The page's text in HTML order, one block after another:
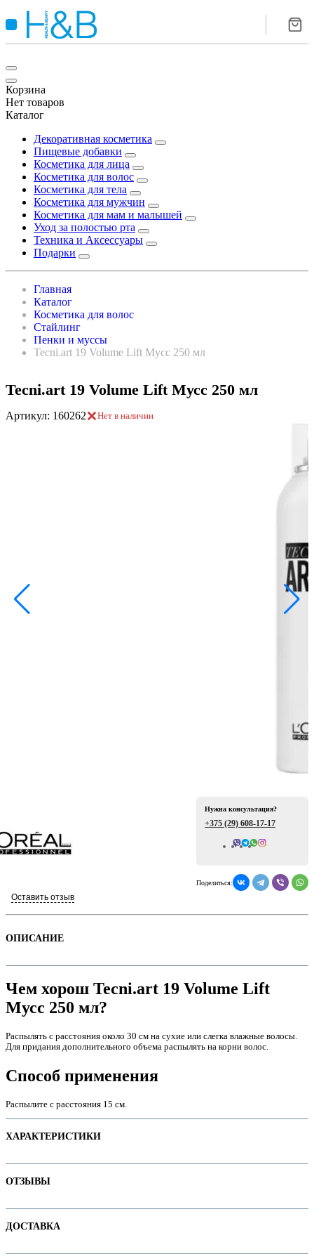
Корзина
Нет товаров
Каталог
Декоративная косметика
Пищевые добавки
Косметика для лица
Косметика для волос
Косметика для тела
Косметика для мужчин
Косметика для мам и малышей
Уход за полостью рта
Техника и Аксессуары
Подарки
Главная
Каталог
Косметика для волос
Стайлинг
Пенки и муссы
Tecni.art 19 Volume Lift Мусс 250 мл
Tecni.art 19 Volume Lift Мусс 250 мл
Артикул: 160262 Нет в наличии
Всего отзывов: 0
Оставить отзыв
Нужна консультация?
+375 (29) 608-17-17
Поделиться:
ОПИСАНИЕ
Чем хорош Tecni.art 19 Volume Lift
Мусс 250 мл?
Распылять с расстояния около 30 см на сухие или слегка влажные волосы.
Для придания дополнительного объема распылять на корни волос.
Способ применения
Распылите с расстояния 15 см.
ХАРАКТЕРИСТИКИ
Основная цена
92.50
Пол
ОТЗЫВЫ
ДОСТАВКА